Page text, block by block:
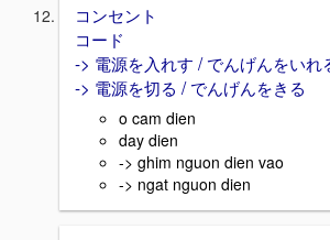
コンセント
コード
-> 電源を入れす / でんげんをいれ
-> 電源を切る / でんげんをきる
o cam dien
day dien
-> ghim nguon dien vao
-> ngat nguon dien